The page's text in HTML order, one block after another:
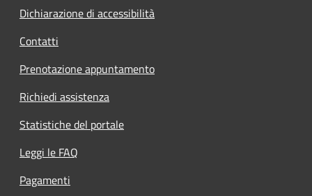
Dichiarazione di accessibilità
Contatti
Prenotazione appuntamento
Richiedi assistenza
Statistiche del portale
Leggi le FAQ
Pagamenti